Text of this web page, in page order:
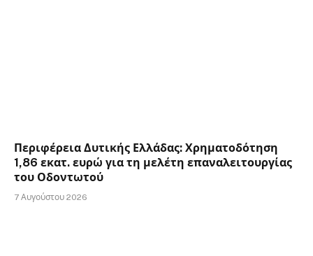
Περιφέρεια Δυτικής Ελλάδας: Χρηματοδότηση
1,86 εκατ. ευρώ για τη μελέτη επαναλειτουργίας
του Οδοντωτού
7 Αυγούστου 2026